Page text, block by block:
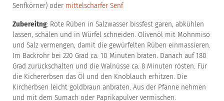
Senfkörner) oder mittelscharfer Senf
Zubereitng: Rote Rüben in Salzwasser bissfest garen, abkühlen
lassen, schälen und in Würfel schneiden. Olivenöl mit Mohnmiso
und Salz vermengen, damit die gewürfelten Rüben einmassieren.
Im Backrohr bei 220 Grad ca. 10 Minuten braten. Danach auf 180
Grad zurückschalten und die Walnüsse ca. 8 Minuten rösten. Für
die Kichererbsen das Öl und den Knoblauch erhitzen. Die
Kircherbsen leicht goldbraun anbraten. Aus der Pfanne nehmen
und mit dem Sumach oder Paprikapulver vermischen.